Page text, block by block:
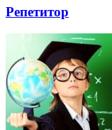
Репетитор